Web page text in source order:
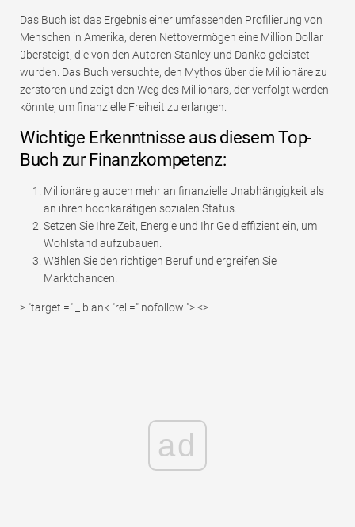
Das Buch ist das Ergebnis einer umfassenden Profilierung von
Menschen in Amerika, deren Nettovermögen eine Million Dollar
übersteigt, die von den Autoren Stanley und Danko geleistet
wurden. Das Buch versuchte, den Mythos über die Millionäre zu
zerstören und zeigt den Weg des Millionärs, der verfolgt werden
könnte, um finanzielle Freiheit zu erlangen.
Wichtige Erkenntnisse aus diesem Top-
Buch zur Finanzkompetenz:
Millionäre glauben mehr an finanzielle Unabhängigkeit als
an ihren hochkarätigen sozialen Status.
Setzen Sie Ihre Zeit, Energie und Ihr Geld effizient ein, um
Wohlstand aufzubauen.
Wählen Sie den richtigen Beruf und ergreifen Sie
Marktchancen.
> "target =" _ blank "rel =" nofollow "> <>
ad